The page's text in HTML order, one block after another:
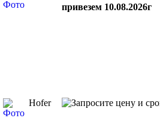
привезем 10.08.2026г
Hofer